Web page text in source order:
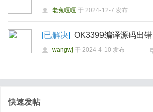
老兔嘎嘎 于 2024-12-7 发布
[已解决] OK3399编译源码出错
wangwj 于 2024-4-10 发布
快速发帖